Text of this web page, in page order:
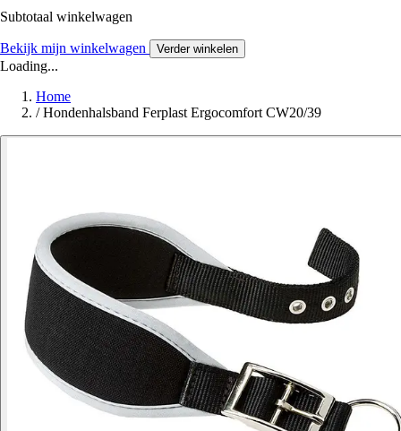
Subtotaal winkelwagen
Bekijk mijn winkelwagen Verder winkelen
Loading...
Home
/ Hondenhalsband Ferplast Ergocomfort CW20/39